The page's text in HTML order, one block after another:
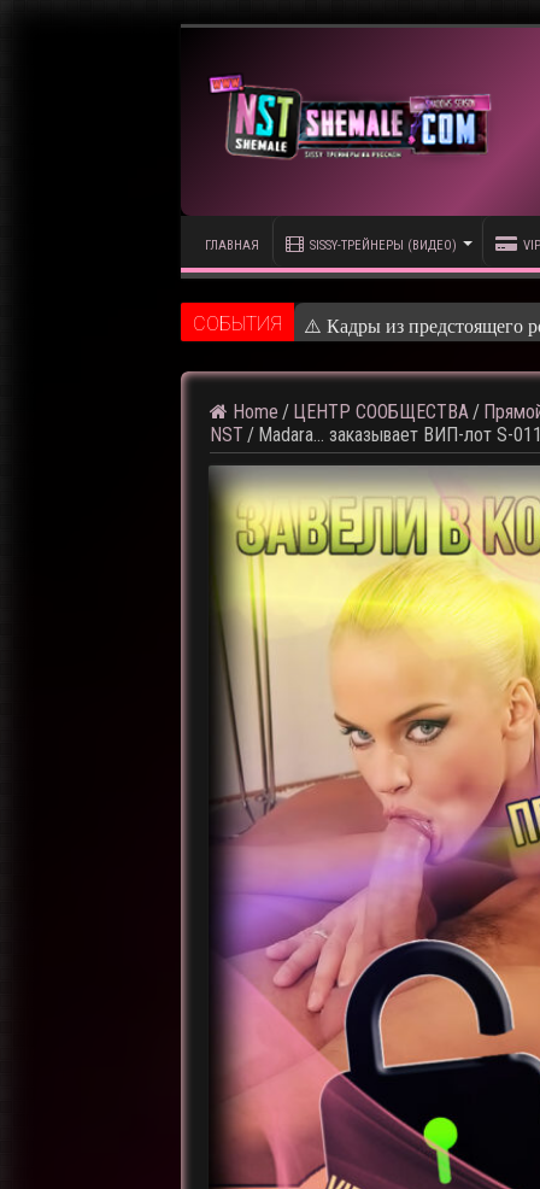
ГЛАВНАЯ SISSY-ТРЕЙНЕРЫ (ВИДЕО)
CОБЫТИЯ ⚠️ Кадры из предстоящего
Home / ЦЕНТР СООБЩЕСТВА /
NST / Madara… заказывает ВИП-лот S-011